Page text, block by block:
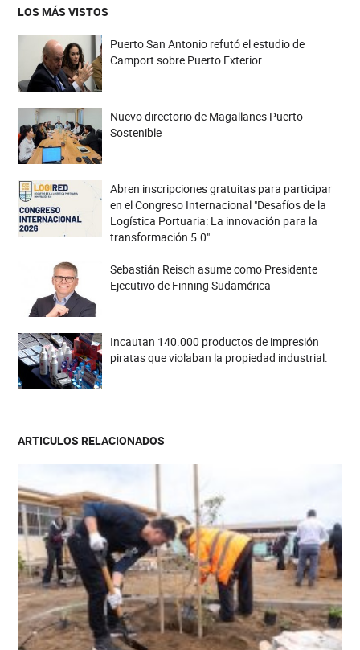
LOS MÁS VISTOS
Puerto San Antonio refutó el estudio de
Camport sobre Puerto Exterior.
Nuevo directorio de Magallanes Puerto
Sostenible
Abren inscripciones gratuitas para participar
en el Congreso Internacional "Desafíos de la
Logística Portuaria: La innovación para la
transformación 5.0"
Sebastián Reisch asume como Presidente
Ejecutivo de Finning Sudamérica
Incautan 140.000 productos de impresión
piratas que violaban la propiedad industrial.
ARTICULOS RELACIONADOS